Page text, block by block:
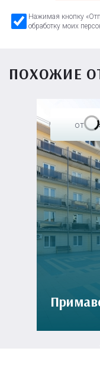
Нажимая кнопку
обработку моих
ПОХОЖИЕ
от